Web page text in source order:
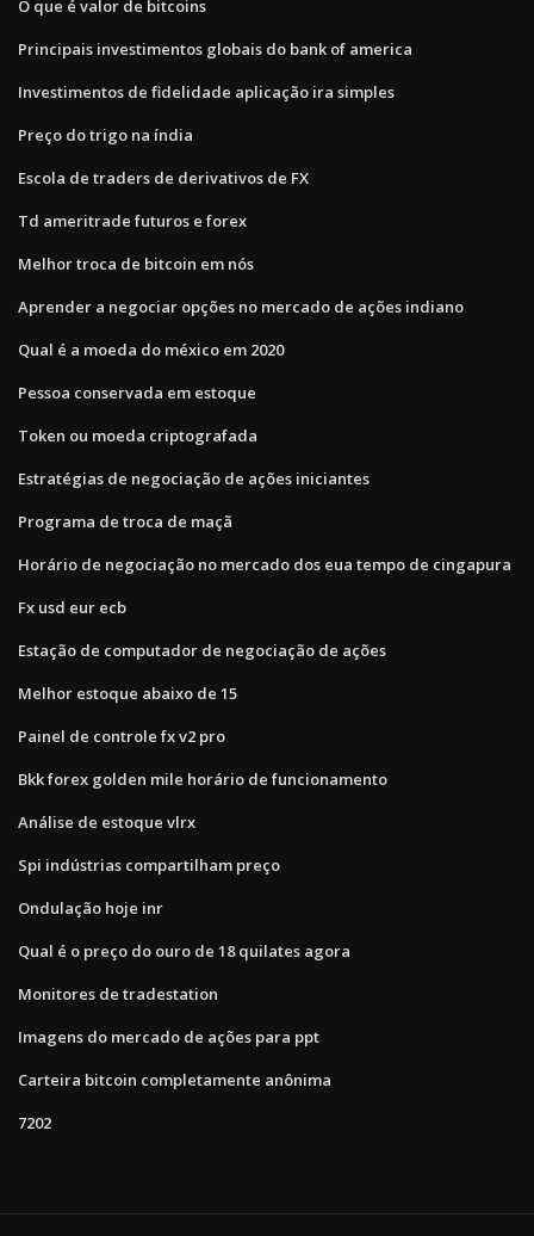
O que é valor de bitcoins
Principais investimentos globais do bank of america
Investimentos de fidelidade aplicação ira simples
Preço do trigo na índia
Escola de traders de derivativos de FX
Td ameritrade futuros e forex
Melhor troca de bitcoin em nós
Aprender a negociar opções no mercado de ações indiano
Qual é a moeda do méxico em 2020
Pessoa conservada em estoque
Token ou moeda criptografada
Estratégias de negociação de ações iniciantes
Programa de troca de maçã
Horário de negociação no mercado dos eua tempo de cingapura
Fx usd eur ecb
Estação de computador de negociação de ações
Melhor estoque abaixo de 15
Painel de controle fx v2 pro
Bkk forex golden mile horário de funcionamento
Análise de estoque vlrx
Spi indústrias compartilham preço
Ondulação hoje inr
Qual é o preço do ouro de 18 quilates agora
Monitores de tradestation
Imagens do mercado de ações para ppt
Carteira bitcoin completamente anônima
7202